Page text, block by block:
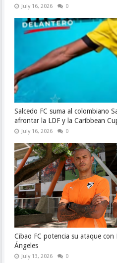
July 16, 2026 0
Salcedo FC suma al colombiano
afrontar la LDF y la Caribbean
July 16, 2026 0
Cibao FC potencia su ataque con
Ángeles
July 13, 2026 0